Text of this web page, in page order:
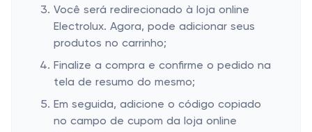
Você será redirecionado à loja online
Electrolux. Agora, pode adicionar seus
produtos no carrinho;
Finalize a compra e confirme o pedido na
tela de resumo do mesmo;
Em seguida, adicione o código copiado
no campo de cupom da loja online